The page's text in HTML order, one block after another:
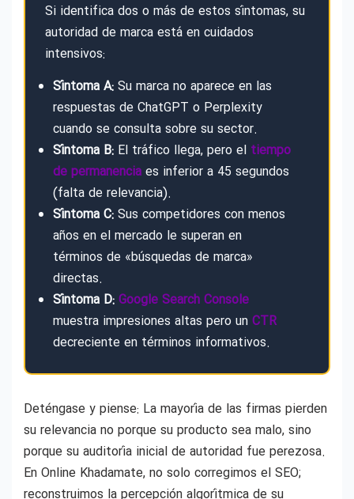
Si identifica dos o más de estos síntomas, su
autoridad de marca está en cuidados
intensivos:
Síntoma A: Su marca no aparece en las
respuestas de ChatGPT o Perplexity
cuando se consulta sobre su sector.
Síntoma B: El tráfico llega, pero el tiempo
de permanencia es inferior a 45 segundos
(falta de relevancia).
Síntoma C: Sus competidores con menos
años en el mercado le superan en
términos de «búsquedas de marca»
directas.
Síntoma D: Google Search Console
muestra impresiones altas pero un CTR
decreciente en términos informativos.
Deténgase y piense: La mayoría de las firmas pierden
su relevancia no porque su producto sea malo, sino
porque su auditoría inicial de autoridad fue perezosa.
En Online Khadamate, no solo corregimos el SEO;
reconstruimos la percepción algorítmica de su